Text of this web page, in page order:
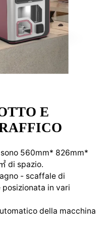
E
560mm* 826mm*
di spazio.
- scaffale di
in vari
della macchina